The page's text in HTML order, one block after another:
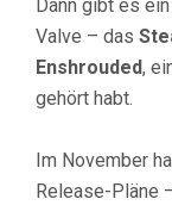
Dann gibt es
Valve – das
Enshrouded,
gehört habt.
Im November
Release-Pläne